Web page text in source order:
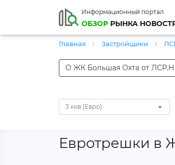
Информационный портал
ОБЗОР РЫНКА
Главная Застройщики
О ЖК Большая Охта от
3 ккв (Евро)
Евротрешки в